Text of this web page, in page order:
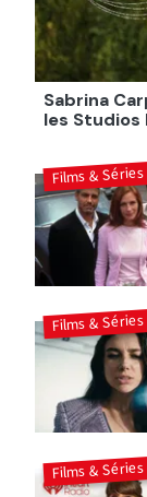
Sabrina
les Studios
Films & Séries
Films & Séries
Films & Séries